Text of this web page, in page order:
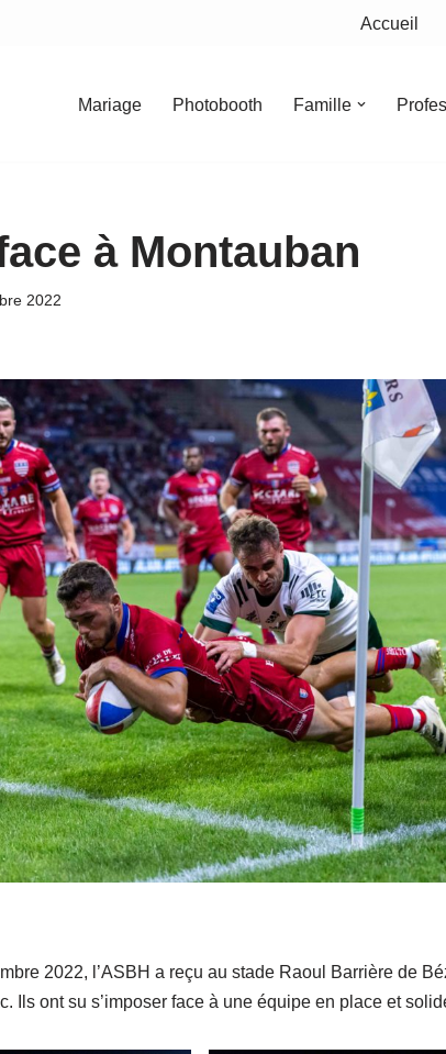
Accueil
Mariage Photobooth Famille
à Montauban
2022
2022, l’ASBH a reçu au stade Raoul Barrière de
Ils ont su s’imposer face à une équipe en place et